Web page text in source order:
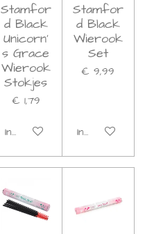
Stamfor
d Black
Unicorn'
s Grace
Wierook
Stokjes
€ 1,79
In winkelwagen
Stamfor
d Black
Wierook
Set
€ 9,99
In